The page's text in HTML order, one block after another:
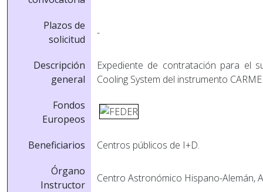
Plazos de
solicitud
-
Descripción
general
Expediente de contratación para el
Cooling System del instrumento
Fondos
Europeos
Beneficiarios
Centros públicos de I+D.
Órgano
Instructor
Centro Astronómico Hispano-Alemán,